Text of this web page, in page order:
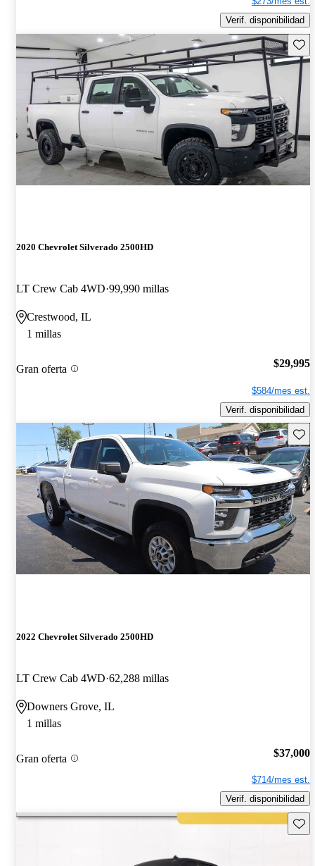
Verif. disponibilidad
2020 Chevrolet Silverado 2500HD
LT Crew Cab 4WD 99,990 millas
Crestwood, IL
1 millas
Gran oferta $29,995
$584/mes est.
Verif. disponibilidad
2022 Chevrolet Silverado 2500HD
LT Crew Cab 4WD 62,288 millas
Downers Grove, IL
1 millas
Gran oferta $37,000
$714/mes est.
Verif. disponibilidad